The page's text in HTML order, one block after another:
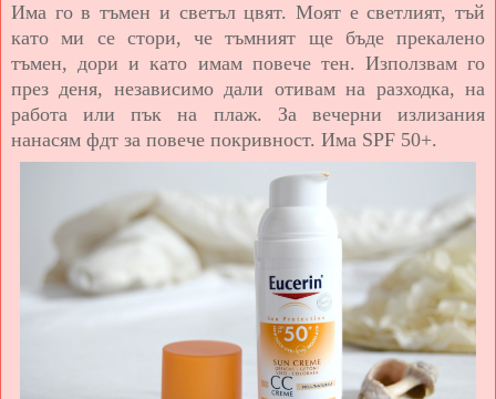
Има го в тъмен и светъл цвят. Моят е светлият, тъй
като ми се стори, че тъмният ще бъде прекалено
тъмен, дори и като имам повече тен. Използвам го
през деня, независимо дали отивам на разходка, на
работа или пък на плаж. За вечерни излизания
нанасям фдт за повече покривност. Има SPF 50+.